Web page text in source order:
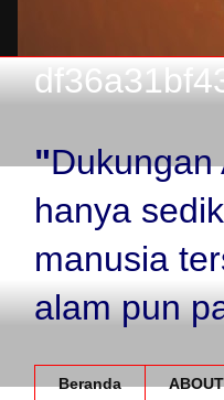
"Dukungan
hanya
manusia
alam pun
Beranda